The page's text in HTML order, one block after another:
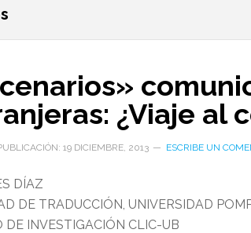
¿Viaje al
19 DICIEMBRE, 2013 ESCRIBE UN
DÍAZ
DE TRADUCCIÓN, UNIVERSIDAD
DE INVESTIGACIÓN CLIC-UB